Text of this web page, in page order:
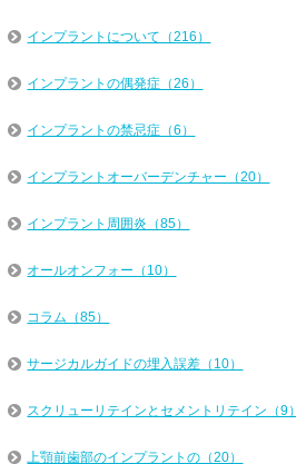
インプラントについて（216）
インプラントの偶発症（26）
インプラントの禁忌症（6）
インプラントオーバーデンチャー（20）
インプラント周囲炎（85）
オールオンフォー（10）
コラム（85）
サージカルガイドの埋入誤差（10）
スクリューリテインとセメントリテイン（9）
上顎前歯部のインプラントの（20）